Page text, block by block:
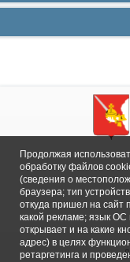
Продолжая
обработку файлов
(сведения о
браузера; тип
откуда пришел на сайт
какой рекламе; язык ОС
открывает и на какие
адрес) в целях
ретаргетинга и